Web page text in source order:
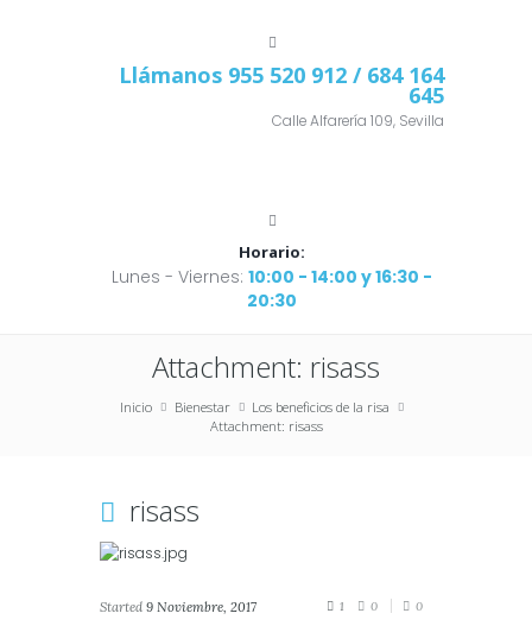
Llámanos 955 520 912 / 684 164
645
Calle Alfarería 109, Sevilla
Horario:
Lunes - Viernes: 10:00 - 14:00 y 16:30 -
20:30
Attachment: risass
Inicio Bienestar
Los beneficios de la risa
Attachment: risass
risass
Started 9 Noviembre, 2017 1 0 0